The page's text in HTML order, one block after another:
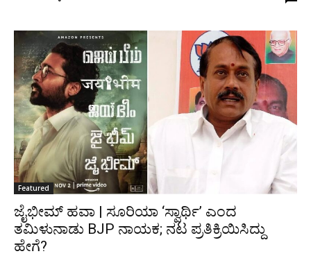
Featured
ಜೈಭೀಮ್ ಹವಾ | ಸೂರಿಯಾ ‘ಸ್ವಾರ್ಥಿ’ ಎಂದ
ತಮಿಳುನಾಡು BJP ನಾಯಕ; ನಟ ಪ್ರತಿಕ್ರಿಯಿಸಿದ್ದು
ಹೇಗೆ?